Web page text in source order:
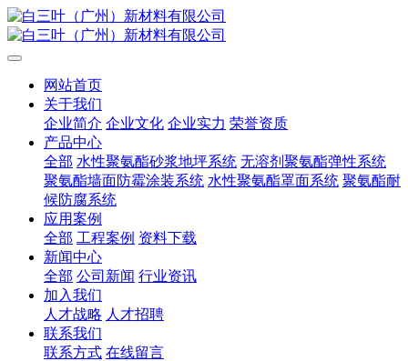
网站首页
关于我们
企业简介 企业文化 企业实力 荣誉资质
产品中心
全部 水性聚氨酯砂浆地坪系统 无溶剂聚氨酯弹性系统
聚氨酯墙面防霉涂装系统 水性聚氨酯罩面系统 聚氨酯耐
候防腐系统
应用案例
全部 工程案例 资料下载
新闻中心
全部 公司新闻 行业资讯
加入我们
人才战略 人才招聘
联系我们
联系方式 在线留言